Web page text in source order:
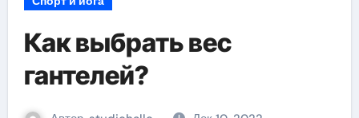
Как выбрать вес
гантелей?